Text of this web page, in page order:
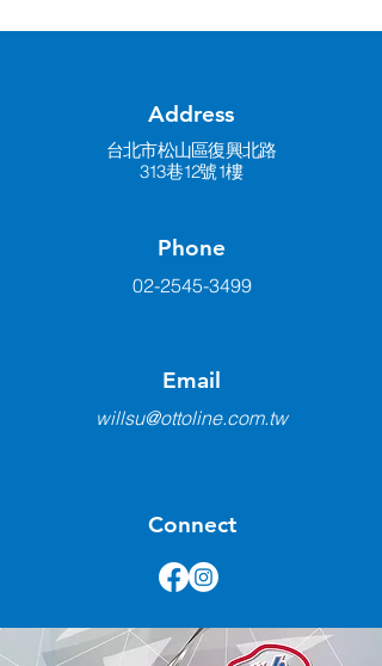
Address
台北市松山區復興北路
313巷12號1樓
Phone
02-2545-3499
Email
willsu@ottoline.com.tw
Connect